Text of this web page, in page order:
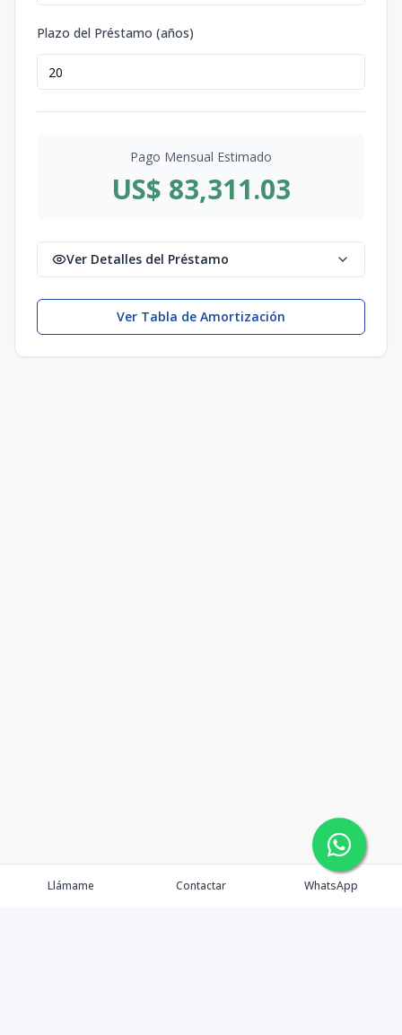
Plazo del Préstamo (años)
Pago Mensual Estimado
US$ 83,311.03
Ver Detalles del Préstamo
Ver Tabla de Amortización
Llámame Contactar WhatsApp